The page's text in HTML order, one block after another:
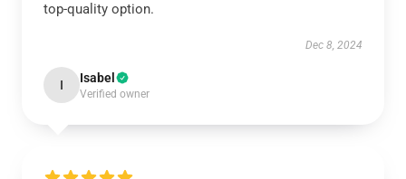
top-quality option.
Dec 8, 2024
I Isabel
Verified owner